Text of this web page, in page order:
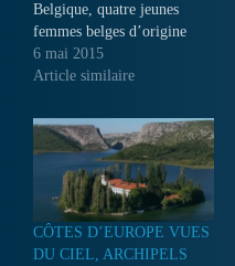
Belgique, quatre jeunes
femmes belges d’origine
maghrébine racontent face à
la caméra les difficultés
s’imposer en tant qu’artiste
dans leur milieu familial et
culturel réticent à l’idée
qu’une femme se montre et
s’exprime en public...
6 mai 2015
Article similaire
CÔTES D’EUROPE VUES
DU CIEL, ARCHIPELS